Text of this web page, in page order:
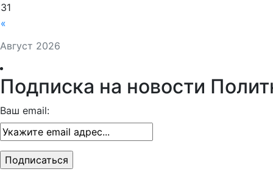
Август 2026
«
31
Подписка на новости
Ваш email: